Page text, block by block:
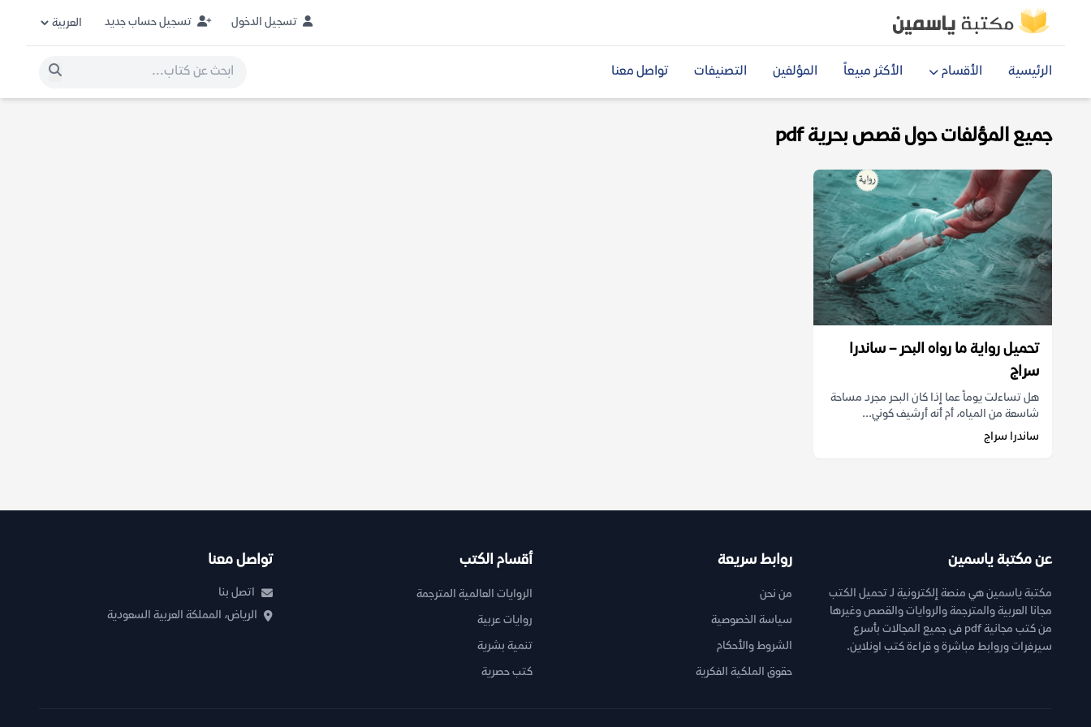
تسجيل الدخول تسجيل حساب جديد
الرئيسية الأقسام الأكثر مبيعاً المؤلفين التصنيفات تواصل معنا
جميع المؤلفات حول قصص بحرية pdf
تحميل رواية ما رواه البحر – ساندرا
سراج
هل تساءلت يوماً عما إذا كان البحر مجرد مساحة
شاسعة من المياه، أم أنه أرشيف كوني...
ساندرا سراج
عن مكتبة ياسمين
مكتبة ياسمين هي منصة إلكترونية لـ تحميل الكتب
مجانا العربية والمترجمة والروايات والقصص وغيرها
من كتب مجانية pdf فى جميع المجالات بأسرع
سيرفرات وروابط مباشرة و قراءة كتب اونلاين.
روابط سريعة
من نحن
سياسة الخصوصية
الشروط والأحكام
حقوق الملكية الفكرية
أقسام الكتب
الروايات العالمية المترجمة
روايات عربية
تنمية بشرية
كتب حصرية
تواصل معنا
اتصل بنا
الرياض، المملكة العربية السعودية